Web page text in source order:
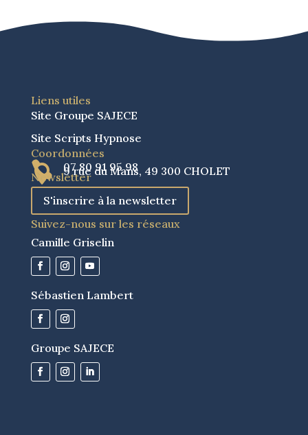
Liens utiles
Site Groupe SAJECE
Site Scripts Hypnose
Coordonnées
 9 rue du Mans, 49 300 CHOLET
 07 80 91 95 98
Newsletter
S'inscrire à la newsletter
Suivez-nous sur les réseaux
Camille Griselin
Sébastien Lambert
Groupe SAJECE